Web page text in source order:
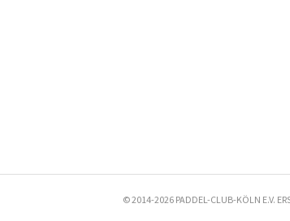
© 2014-2026 PADDEL-CLUB-KÖLN E.V.